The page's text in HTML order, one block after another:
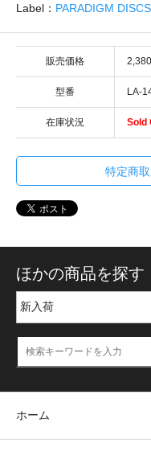
Label： PARADIGM DISCS
販売価格
型番 LA-
在庫状況 Sold
特定商
ほかの商品を探す
ホーム